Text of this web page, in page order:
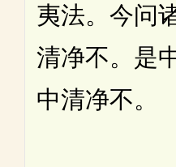
夷法。今问
清净不。是
中清净不。